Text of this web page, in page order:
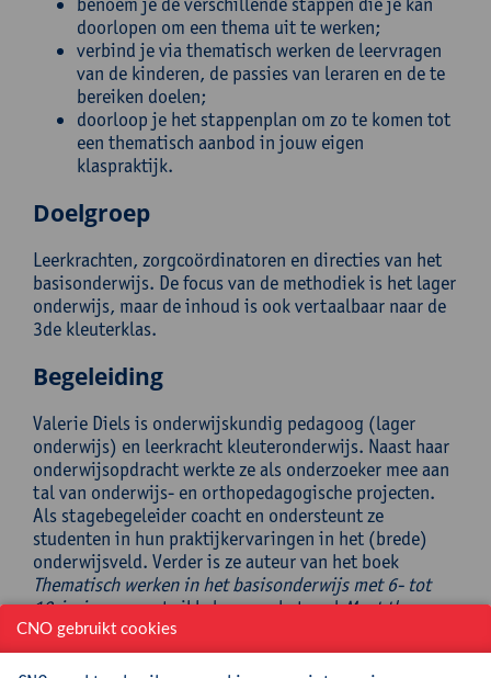
doorlopen om een thema uit te werken;
verbind je via thematisch werken de leervragen
van de kinderen, de passies van leraren en de te
bereiken doelen;
doorloop je het stappenplan om zo te komen tot
een thematisch aanbod in jouw eigen
klaspraktijk.
Doelgroep
Leerkrachten, zorgcoördinatoren en directies van het
basisonderwijs. De focus van de methodiek is het lager
onderwijs, maar de inhoud is ook vertaalbaar naar de
3de kleuterklas.
Begeleiding
Valerie Diels is onderwijskundig pedagoog (lager
onderwijs) en leerkracht kleuteronderwijs. Naast haar
onderwijsopdracht werkte ze als onderzoeker mee aan
tal van onderwijs- en orthopedagogische projecten.
Als stagebegeleider coacht en ondersteunt ze
studenten in hun praktijkervaringen in het (brede)
onderwijsveld. Verder is ze auteur van het boek
Thematisch werken in het basisonderwijs met 6- tot
12-jarigenen ontwikkelaar van het spelMeet the
parents@school.
CNO gebruikt cookies